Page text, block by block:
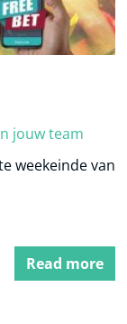
jouw team
weekeinde van
Read more